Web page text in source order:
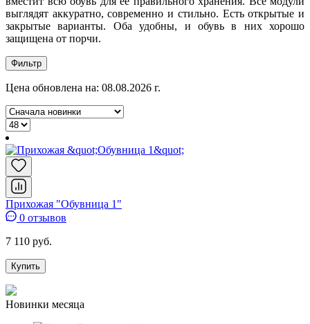
выглядят аккуратно, современно и стильно. Есть открытые и
закрытые варианты. Оба удобны, и обувь в них хорошо
защищена от порчи.
Фильтр
Цена обновлена на: 08.08.2026 г.
Прихожая "Обувница 1"
0 отзывов
7 110 руб.
Купить
Новинки месяца